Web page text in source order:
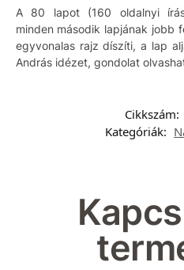
A 80 lapot (160 oldalnyi
minden második lapjának jobb
egyvonalas rajz díszíti, a lap
András idézet, gondolat
Cikkszám:
Kategóriák: